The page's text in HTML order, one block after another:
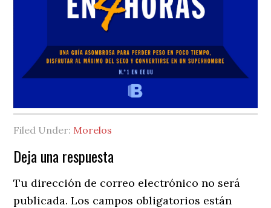
Filed Under: Morelos
Reader
Interactions
Deja una respuesta
Tu dirección de correo electrónico no será
publicada. Los campos obligatorios están